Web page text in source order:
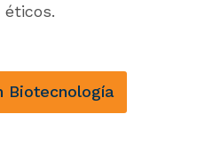
éticos.
Biotecnología